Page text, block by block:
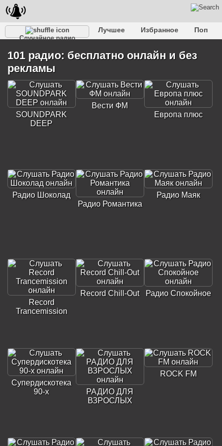
Случайное радио
Лучшее Избранное
Поп
Разговорное
Рэп Транс Дип-хаус
Фолк
Джаз
Детское
101 радио: бесплатно онлайн и без
рекламы
SOUNDPARK
DEEP
Вести ФМ
Европа плюс
Радио Шоколад
Радио Романтика
Радио Маяк
Record
Trancemission
Record Chill-Out Радио Спокойное
Супердискотека
90-х
РАДИО ДЛЯ
ВЗРОСЛЫХ
ROCK FM